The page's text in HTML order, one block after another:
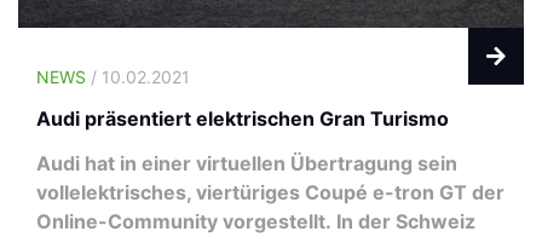
NEWS / 10.02.2021
Audi präsentiert elektrischen Gran Turismo
Audi hat in einer virtuellen Übertragung sein
vollelektrisches, viertüriges Coupé e-tron GT der
Online-Community vorgestellt. In der Schweiz